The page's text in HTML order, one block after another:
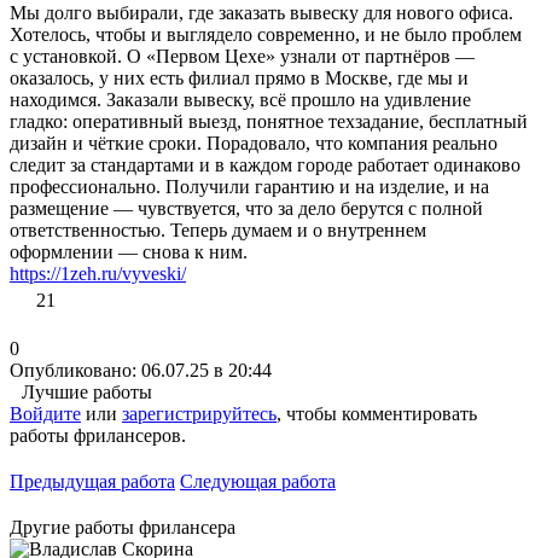
Мы долго выбирали, где заказать вывеску для нового офиса.
Хотелось, чтобы и выглядело современно, и не было проблем
с установкой. О «Первом Цехе» узнали от партнёров —
оказалось, у них есть филиал прямо в Москве, где мы и
находимся. Заказали вывеску, всё прошло на удивление
гладко: оперативный выезд, понятное техзадание, бесплатный
дизайн и чёткие сроки. Порадовало, что компания реально
следит за стандартами и в каждом городе работает одинаково
профессионально. Получили гарантию и на изделие, и на
размещение — чувствуется, что за дело берутся с полной
ответственностью. Теперь думаем и о внутреннем
оформлении — снова к ним.
https://1zeh.ru/vyveski/
21
0
Опубликовано: 06.07.25 в 20:44
Лучшие работы
Войдите или зарегистрируйтесь, чтобы комментировать
работы фрилансеров.
Предыдущая работа Следующая работа
Другие работы фрилансера